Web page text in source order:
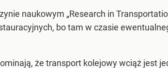
naukowym „Research in
bo tam w czasie
że transport kolejowy wciąż jest